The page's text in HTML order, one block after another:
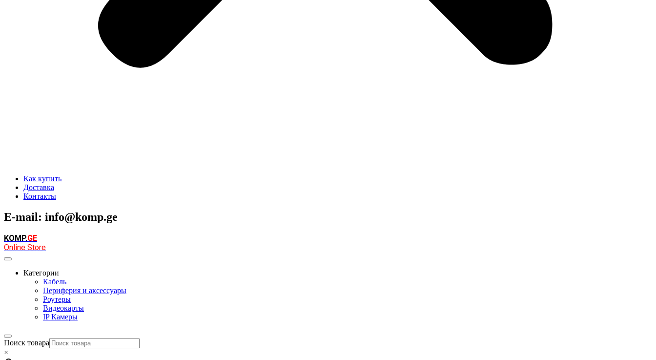
Как купить
Доставка
Контакты
E-mail: info@komp.ge
KOMP.GE
Online Store
Категории
Кабель
Периферия и аксессуары
Роутеры
Видеокарты
IP Камеры
Поиск товара
×